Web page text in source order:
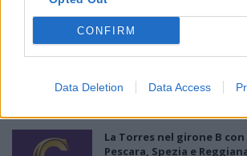
CONFIRM
Data Deletion Data Access
Calendario Torres: debutto a
chiusura a Pesaro il 25 aprile 2027
aprile del 2027. Così si apre e si conclude il
nel girone B di serie C che ha avrà come
La Torres nel girone B
Pescara, Spezia e